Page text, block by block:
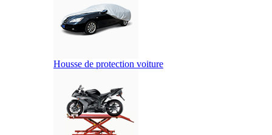
Housse de protection voiture